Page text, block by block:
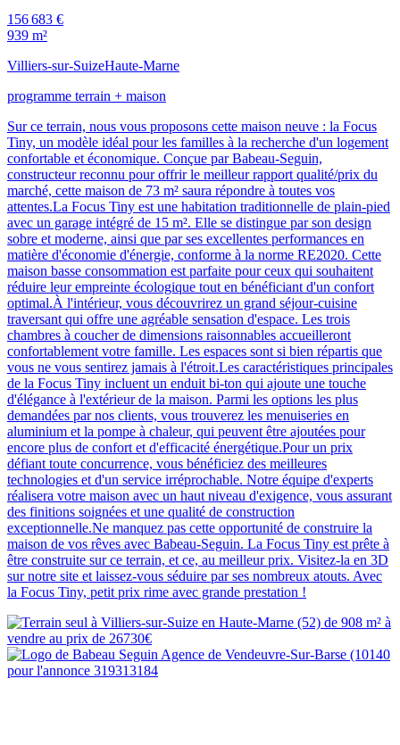
156 683 €
939 m²
Villiers-sur-SuizeHaute-Marne
programme terrain + maison
Sur ce terrain, nous vous proposons cette maison neuve : la Focus
Tiny, un modèle idéal pour les familles à la recherche d'un logement
confortable et économique. Conçue par Babeau-Seguin,
constructeur reconnu pour offrir le meilleur rapport qualité/prix du
marché, cette maison de 73 m² saura répondre à toutes vos
attentes.La Focus Tiny est une habitation traditionnelle de plain-pied
avec un garage intégré de 15 m². Elle se distingue par son design
sobre et moderne, ainsi que par ses excellentes performances en
matière d'économie d'énergie, conforme à la norme RE2020. Cette
maison basse consommation est parfaite pour ceux qui souhaitent
réduire leur empreinte écologique tout en bénéficiant d'un confort
optimal.À l'intérieur, vous découvrirez un grand séjour-cuisine
traversant qui offre une agréable sensation d'espace. Les trois
chambres à coucher de dimensions raisonnables accueilleront
confortablement votre famille. Les espaces sont si bien répartis que
vous ne vous sentirez jamais à l'étroit.Les caractéristiques principales
de la Focus Tiny incluent un enduit bi-ton qui ajoute une touche
d'élégance à l'extérieur de la maison. Parmi les options les plus
demandées par nos clients, vous trouverez les menuiseries en
aluminium et la pompe à chaleur, qui peuvent être ajoutées pour
encore plus de confort et d'efficacité énergétique.Pour un prix
défiant toute concurrence, vous bénéficiez des meilleures
technologies et d'un service irréprochable. Notre équipe d'experts
réalisera votre maison avec un haut niveau d'exigence, vous assurant
des finitions soignées et une qualité de construction
exceptionnelle.Ne manquez pas cette opportunité de construire la
maison de vos rêves avec Babeau-Seguin. La Focus Tiny est prête à
être construite sur ce terrain, et ce, au meilleur prix. Visitez-la en 3D
sur notre site et laissez-vous séduire par ses nombreux atouts. Avec
la Focus Tiny, petit prix rime avec grande prestation !